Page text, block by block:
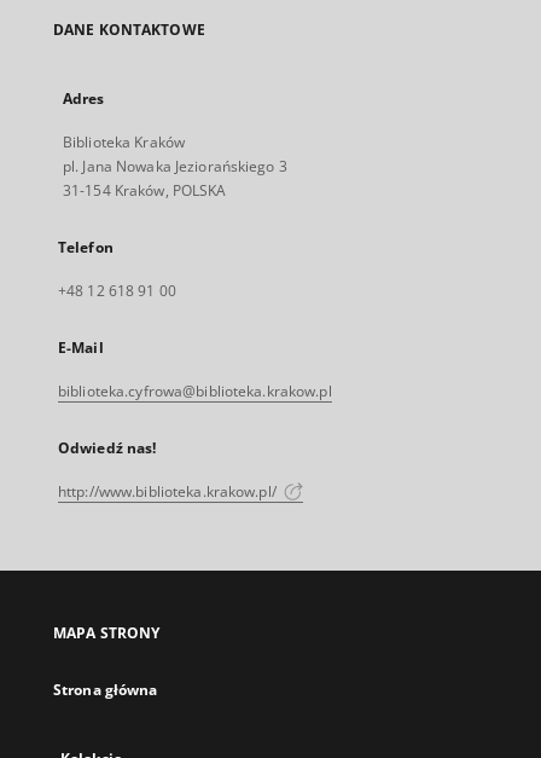
DANE KONTAKTOWE
Adres
Biblioteka Kraków
pl. Jana Nowaka Jeziorańskiego 3
31-154 Kraków, POLSKA
Telefon
+48 12 618 91 00
E-Mail
biblioteka.cyfrowa@biblioteka.krakow.pl
Odwiedź nas!
http://www.biblioteka.krakow.pl/
MAPA STRONY
Strona główna